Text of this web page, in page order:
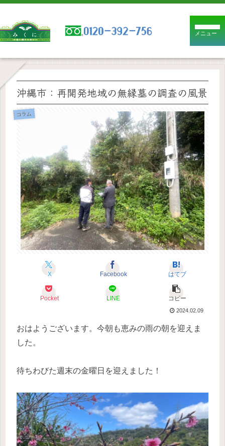
メニュー
沖縄市：再開発地域の無縁墓の調査の風景
コラム
X Facebook はてブ
Pocket LINE コピー
2024.02.09
おはようございます。今朝も恵みの雨の朝を迎えま
した。
待ちわびた週末の金曜日を迎えました！